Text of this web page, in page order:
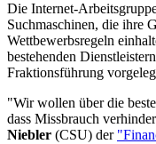
Die Internet-
Suchmaschinen, die ihre
Wettbewerbsregeln
bestehenden
Fraktionsführung
"Wir wollen über die
dass Missbrauch
Niebler (CSU) der